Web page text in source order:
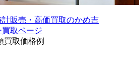
販売・高価買取のかめ吉
取ページ
買取価格例